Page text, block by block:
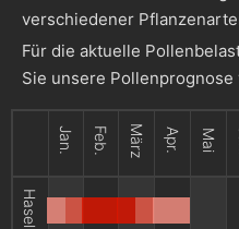
verschiedener
Für die aktuelle
Sie unsere Pollenprognose
Jan. Feb. März Apr. Mai
Hasel